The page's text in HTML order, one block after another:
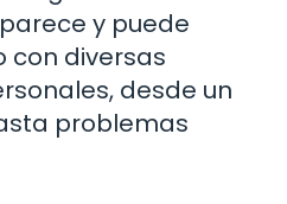
y puede
con diversas
desde un
problemas